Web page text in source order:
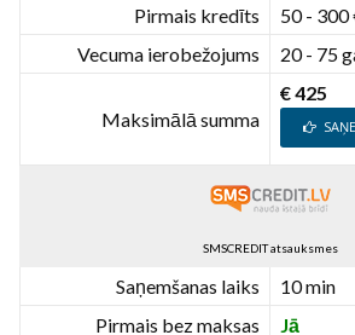
Pirmais kredīts
50 - 300
Vecuma ierobežojums
20 - 75
Maksimālā summa
€ 425
SMSCREDIT atsauksmes
Saņemšanas laiks
10 min
Pirmais bez maksas
Jā